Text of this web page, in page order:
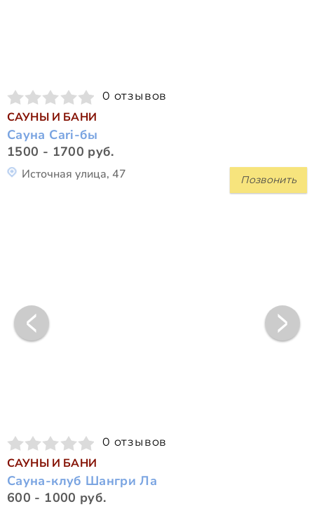
0 отзывов
САУНЫ И БАНИ
Сауна Cari-бы
1500 - 1700 руб.
Позвонить
Источная улица, 47
0 отзывов
САУНЫ И БАНИ
Сауна-клуб Шангри Ла
600 - 1000 руб.